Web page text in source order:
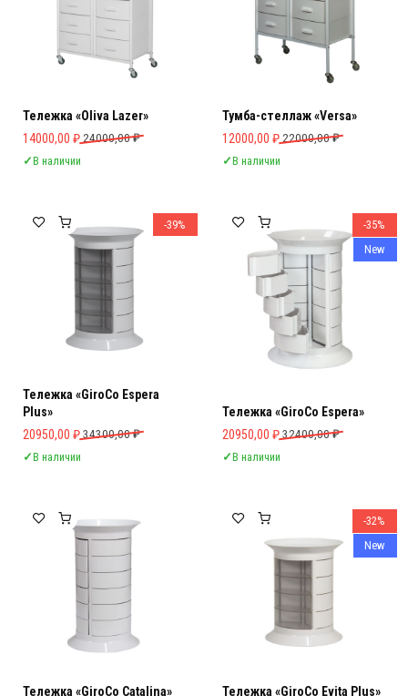
Тележка «Oliva Lazer»
24000,00₽
Первоначальная цена составляла 24000,00 ₽.
14000,00 ₽
Текущая цена: 14000,00 ₽.
✓В наличии
Тумба-стеллаж «Versa»
22000,00₽
Первоначальная цена
12000,00 ₽
Текущая цена: 12000,00 ₽.
✓В наличии
-39%
Тележка «GiroCo Espera
Plus»
34300,00₽
Первоначальная цена составляла 34300,00 ₽.
20950,00 ₽
Текущая цена: 20950,00 ₽.
✓В наличии
-35%
New
Тележка «GiroCo Espera»
32400,00₽
Первоначальная цена
20950,00 ₽
Текущая цена: 20950,00 ₽.
✓В наличии
Тележка «GiroCo Catalina»
-32%
New
Тележка «GiroCo Evita Plus»